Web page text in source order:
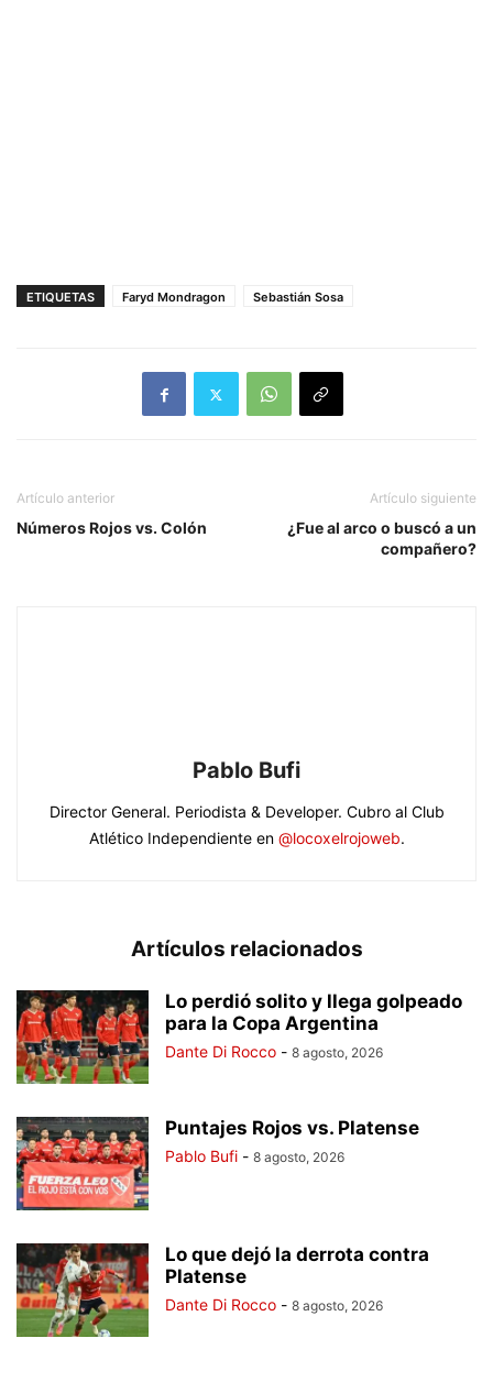
ETIQUETAS Faryd Mondragon Sebastián Sosa
Artículo anterior
Números Rojos vs. Colón
Artículo siguiente
¿Fue al arco o buscó a un
compañero?
Pablo Bufi
Director General. Periodista & Developer. Cubro al Club
Atlético Independiente en @locoxelrojoweb.
Artículos relacionados
Lo perdió solito y llega golpeado
para la Copa Argentina
Dante Di Rocco - 8 agosto, 2026
Puntajes Rojos vs. Platense
Pablo Bufi - 8 agosto, 2026
Lo que dejó la derrota contra
Platense
Dante Di Rocco - 8 agosto, 2026